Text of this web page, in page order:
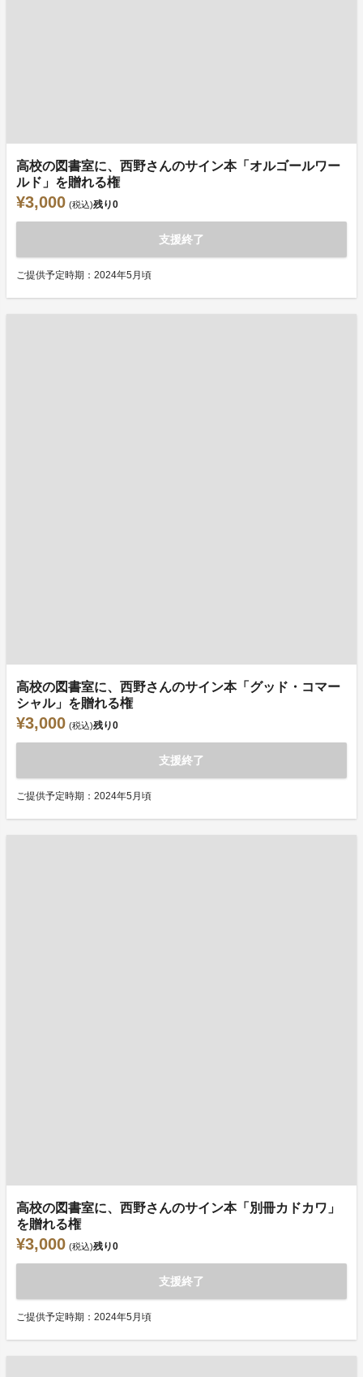
高校の図書室に、西野さんのサイン本「オルゴールワー
ルド」を贈れる権
¥3,000 (税込)残り0
支援終了
ご提供予定時期：2024年5月頃
高校の図書室に、西野さんのサイン本「グッド・コマー
シャル」を贈れる権
¥3,000 (税込)残り0
支援終了
ご提供予定時期：2024年5月頃
高校の図書室に、西野さんのサイン本「別冊カドカワ」
を贈れる権
¥3,000 (税込)残り0
支援終了
ご提供予定時期：2024年5月頃